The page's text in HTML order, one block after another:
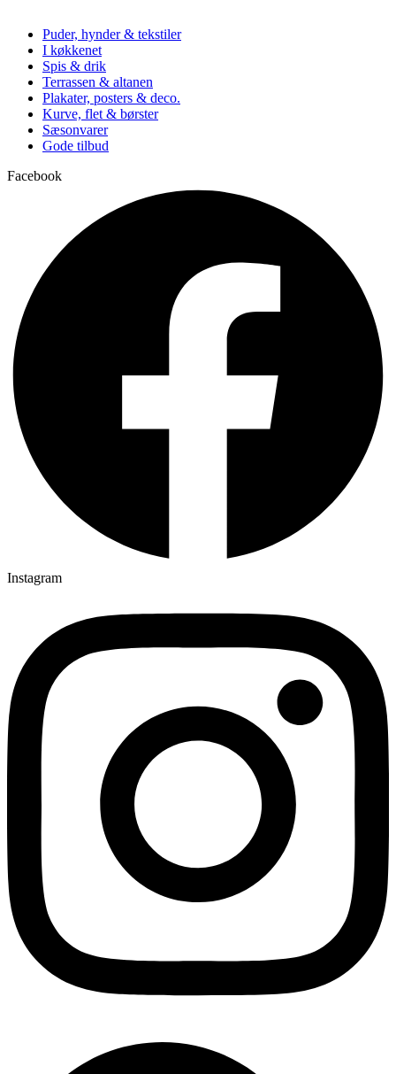
Puder, hynder & tekstiler
I køkkenet
Spis & drik
Terrassen & altanen
Plakater, posters & deco.
Kurve, flet & børster
Sæsonvarer
Gode tilbud
Facebook
Instagram